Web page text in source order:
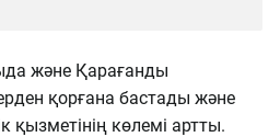
және Қарағанды
қорғана бастады және
қызметінің көлемі артты.